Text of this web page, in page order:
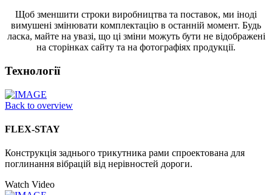
Щоб зменшити строки виробництва та поставок, ми іноді
вимушені змінювати комплектацію в останній момент. Будь
ласка, майте на увазі, що ці зміни можуть бути не відображені
на сторінках сайту та на фотографіях продукції.
Технології
Back to overview
FLEX-STAY
Конструкція заднього трикутника рами спроектована для
поглинання вібрацій від нерівностей дороги.
Watch Video